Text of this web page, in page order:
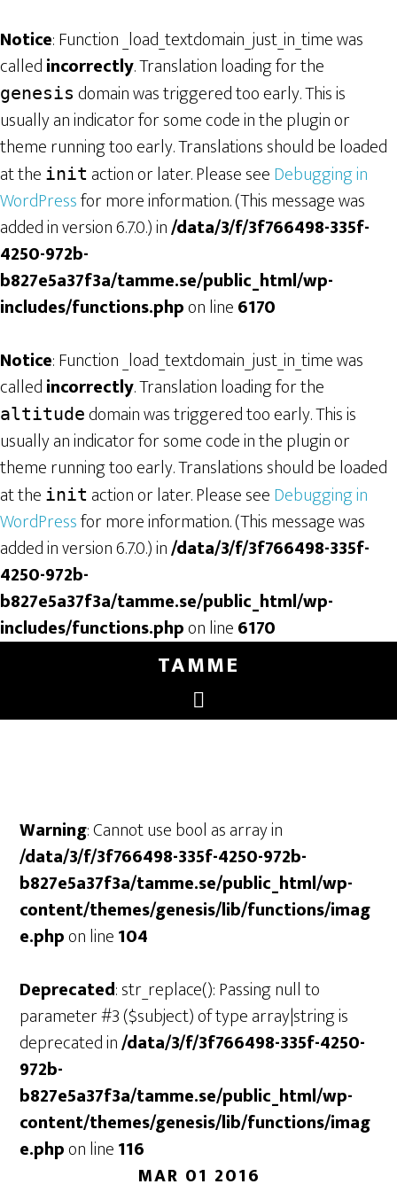
Notice: Function _load_textdomain_just_in_time was
calledincorrectly. Translation loading for the
genesis domain was triggered too early. This is
usually an indicator for some code in the plugin or
theme running too early. Translations should be loaded
at the init action or later. Please seeDebugging in
WordPressfor more information. (This message was
added in version 6.7.0.) in/data/3/f/3f766498-335f-
4250-972b-
b827e5a37f3a/tamme.se/public_html/wp-
includes/functions.phpon line6170
Notice: Function _load_textdomain_just_in_time was
calledincorrectly. Translation loading for the
altitude domain was triggered too early. This is
usually an indicator for some code in the plugin or
theme running too early. Translations should be loaded
at the init action or later. Please seeDebugging in
WordPressfor more information. (This message was
added in version 6.7.0.) in/data/3/f/3f766498-335f-
4250-972b-
b827e5a37f3a/tamme.se/public_html/wp-
includes/functions.phpon line6170
TAMME
Warning: Cannot use bool as array in
/data/3/f/3f766498-335f-4250-972b-
b827e5a37f3a/tamme.se/public_html/wp-
content/themes/genesis/lib/functions/imag
e.phpon line104
Deprecated: str_replace(): Passing null to
parameter #3 ($subject) of type array|string is
deprecated in/data/3/f/3f766498-335f-4250-
972b-
b827e5a37f3a/tamme.se/public_html/wp-
content/themes/genesis/lib/functions/imag
e.phpon line116
MAR 01 2016